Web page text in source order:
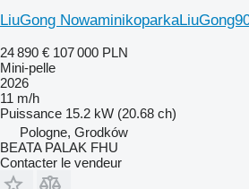
LiuGong
24 890 € 107 000 PLN
Mini-pelle
2026
11 m/h
Puissance 15.2 kW (20.68 ch)
Pologne, Grodków
BEATA PALAK FHU
Contacter le vendeur